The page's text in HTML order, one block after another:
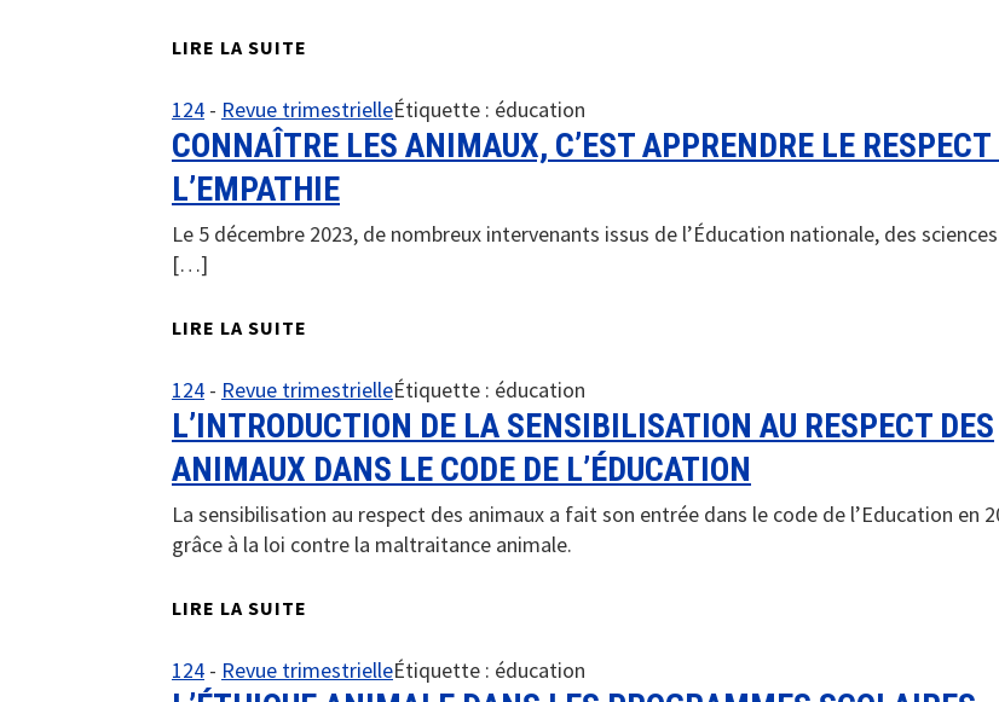
LIRE LA SUITE
124 - Revue trimestrielleÉtiquette : éducation
CONNAÎTRE LES ANIMAUX, C’EST APPRENDRE LE RESPECT
L’EMPATHIE
Le 5 décembre 2023, de nombreux intervenants issus de l’Éducation nationale, des
[…]
LIRE LA SUITE
124 - Revue trimestrielleÉtiquette : éducation
L’INTRODUCTION DE LA SENSIBILISATION AU RESPECT DES
ANIMAUX DANS LE CODE DE L’ÉDUCATION
La sensibilisation au respect des animaux a fait son entrée dans le code de l’Education en
grâce à la loi contre la maltraitance animale.
LIRE LA SUITE
124 - Revue trimestrielleÉtiquette : éducation